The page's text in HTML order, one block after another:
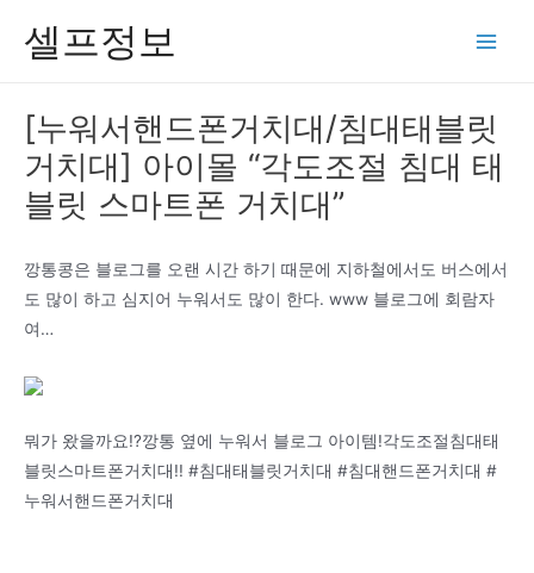
셀프정보
[누워서핸드폰거치대/침대태블릿
거치대] 아이몰 “각도조절 침대 태
블릿 스마트폰 거치대”
깡통콩은 블로그를 오랜 시간 하기 때문에 지하철에서도 버스에서
도 많이 하고 심지어 누워서도 많이 한다. www 블로그에 회람자
여…
뭐가 왔을까요!?깡통 옆에 누워서 블로그 아이템!각도조절침대태
블릿스마트폰거치대!! #침대태블릿거치대 #침대핸드폰거치대 #
누워서핸드폰거치대